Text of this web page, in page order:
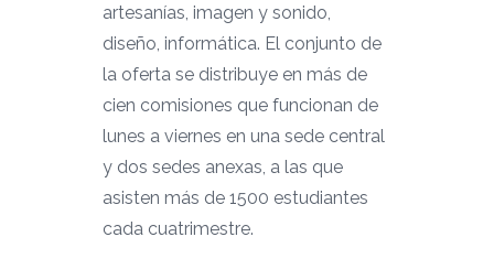
artesanías, imagen y sonido,
diseño, informática. El conjunto de
la oferta se distribuye en más de
cien comisiones que funcionan de
lunes a viernes en una sede central
y dos sedes anexas, a las que
asisten más de 1500 estudiantes
cada cuatrimestre.